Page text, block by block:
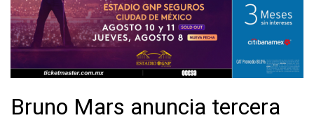
Bruno Mars anuncia tercera